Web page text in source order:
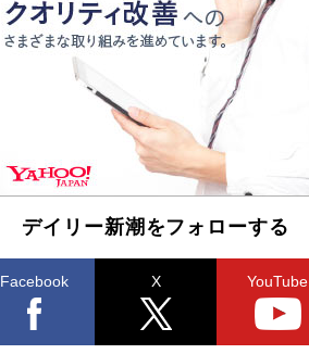
デイリー新潮をフォローする
Facebook X YouTube